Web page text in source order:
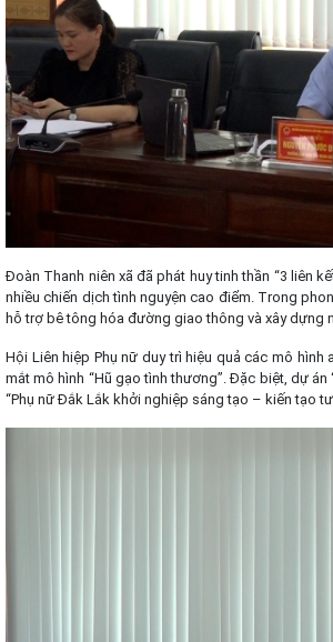
Đoàn Thanh niên xã đã phát huy tinh thần “3 liên
nhiều chiến dịch tình nguyện cao điểm. Trong
hỗ trợ bê tông hóa đường giao thông và xây dựng
Hội Liên hiệp Phụ nữ duy trì hiệu quả các mô hình
mắt mô hình “Hũ gạo tình thương”. Đặc biệt, dự
“Phụ nữ Đắk Lắk khởi nghiệp sáng tạo – kiến tạo